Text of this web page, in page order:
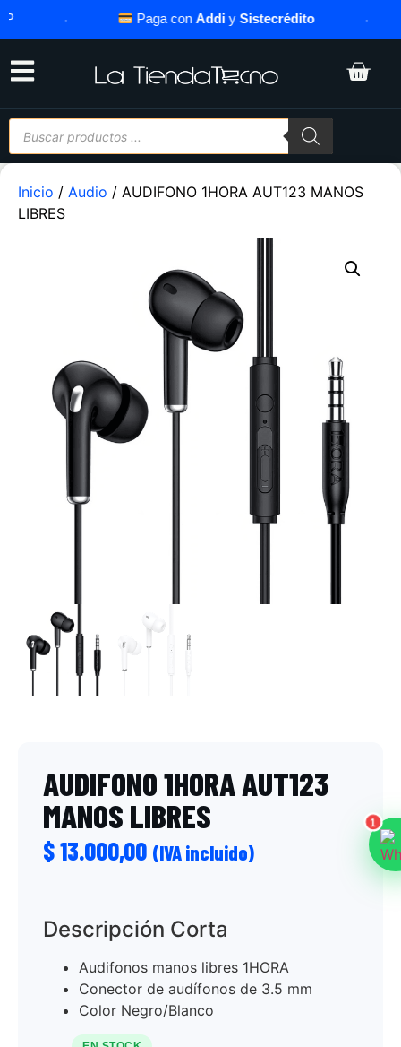
Paga conAddiySistecrédito
Inicio / Audio / AUDIFONO 1HORA AUT123 MANOS
LIBRES
AUDIFONO 1HORA AUT123
MANOS LIBRES
$13.000,00 (IVA incluido)
Descripción Corta
Audifonos manos libres 1HORA
Conector de audífonos de 3.5 mm
Color Negro/Blanco
1